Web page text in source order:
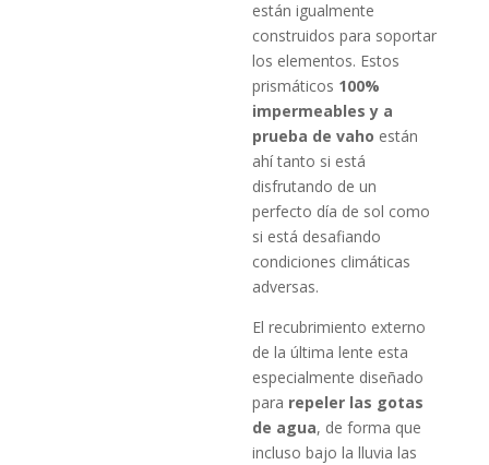
están igualmente
construidos para soportar
los elementos. Estos
prismáticos 100%
impermeables y a
prueba de vaho están
ahí tanto si está
disfrutando de un
perfecto día de sol como
si está desafiando
condiciones climáticas
adversas.
El recubrimiento externo
de la última lente esta
especialmente diseñado
para repeler las gotas
de agua, de forma que
incluso bajo la lluvia las